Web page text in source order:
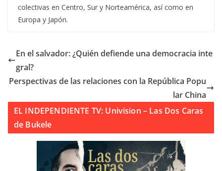
colectivas en Centro, Sur y Norteamérica, así como en
Europa y Japón.
En el salvador: ¿Quién defiende una democracia inte
gral?
Perspectivas de las relaciones con la República Popu
lar China
EL INDEPENDIENTE TV: Univision – Las Dos Caras
de Bukele